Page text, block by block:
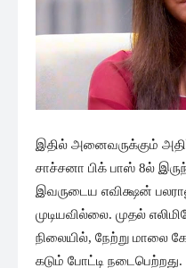
இதில் அனைவருக்கும்
சாச்சனா பிக் பாஸ் 8ல்
இவருடைய எவிக்ஷன்
முடியவில்லை. முதல்
நிலையில், நேற்று மாலை
கடும் போட்டி நடைபெற்றது.